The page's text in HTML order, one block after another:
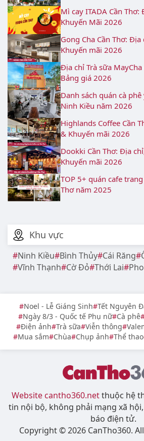
Khu vực
Ninh Kiều Bình Thủy Cái Răng
Vĩnh Thạnh Cờ Đỏ Thới Lai
Mì cay ITADA Cần
Khuyến Mãi 2026
Gong Cha Cần Thơ:
Khuyến mãi 2026
Địa chỉ Trà sữa
Bảng giá 2026
Danh sách quán cà
Ninh Kiều năm 2026
Highlands Coffee Cần
& Khuyến mãi 2026
Dookki Cần Thơ: Địa
Khuyến mãi 2026
TOP 5+ quán cafe
Thơ năm 2025
Noel - Lễ Giáng Sinh Tết Nguyên
Ngày 8/3 - Quốc tế Phụ nữ Cà phê
Điện ảnh Trà sữa Viễn thông
Mua sắm Chùa Chụp ảnh Thể thao
Website cantho360.netthuộc hệ
tin nội bộ, không phải mạng xã
báo điện tử.
Copyright © 2026 CanTho360.